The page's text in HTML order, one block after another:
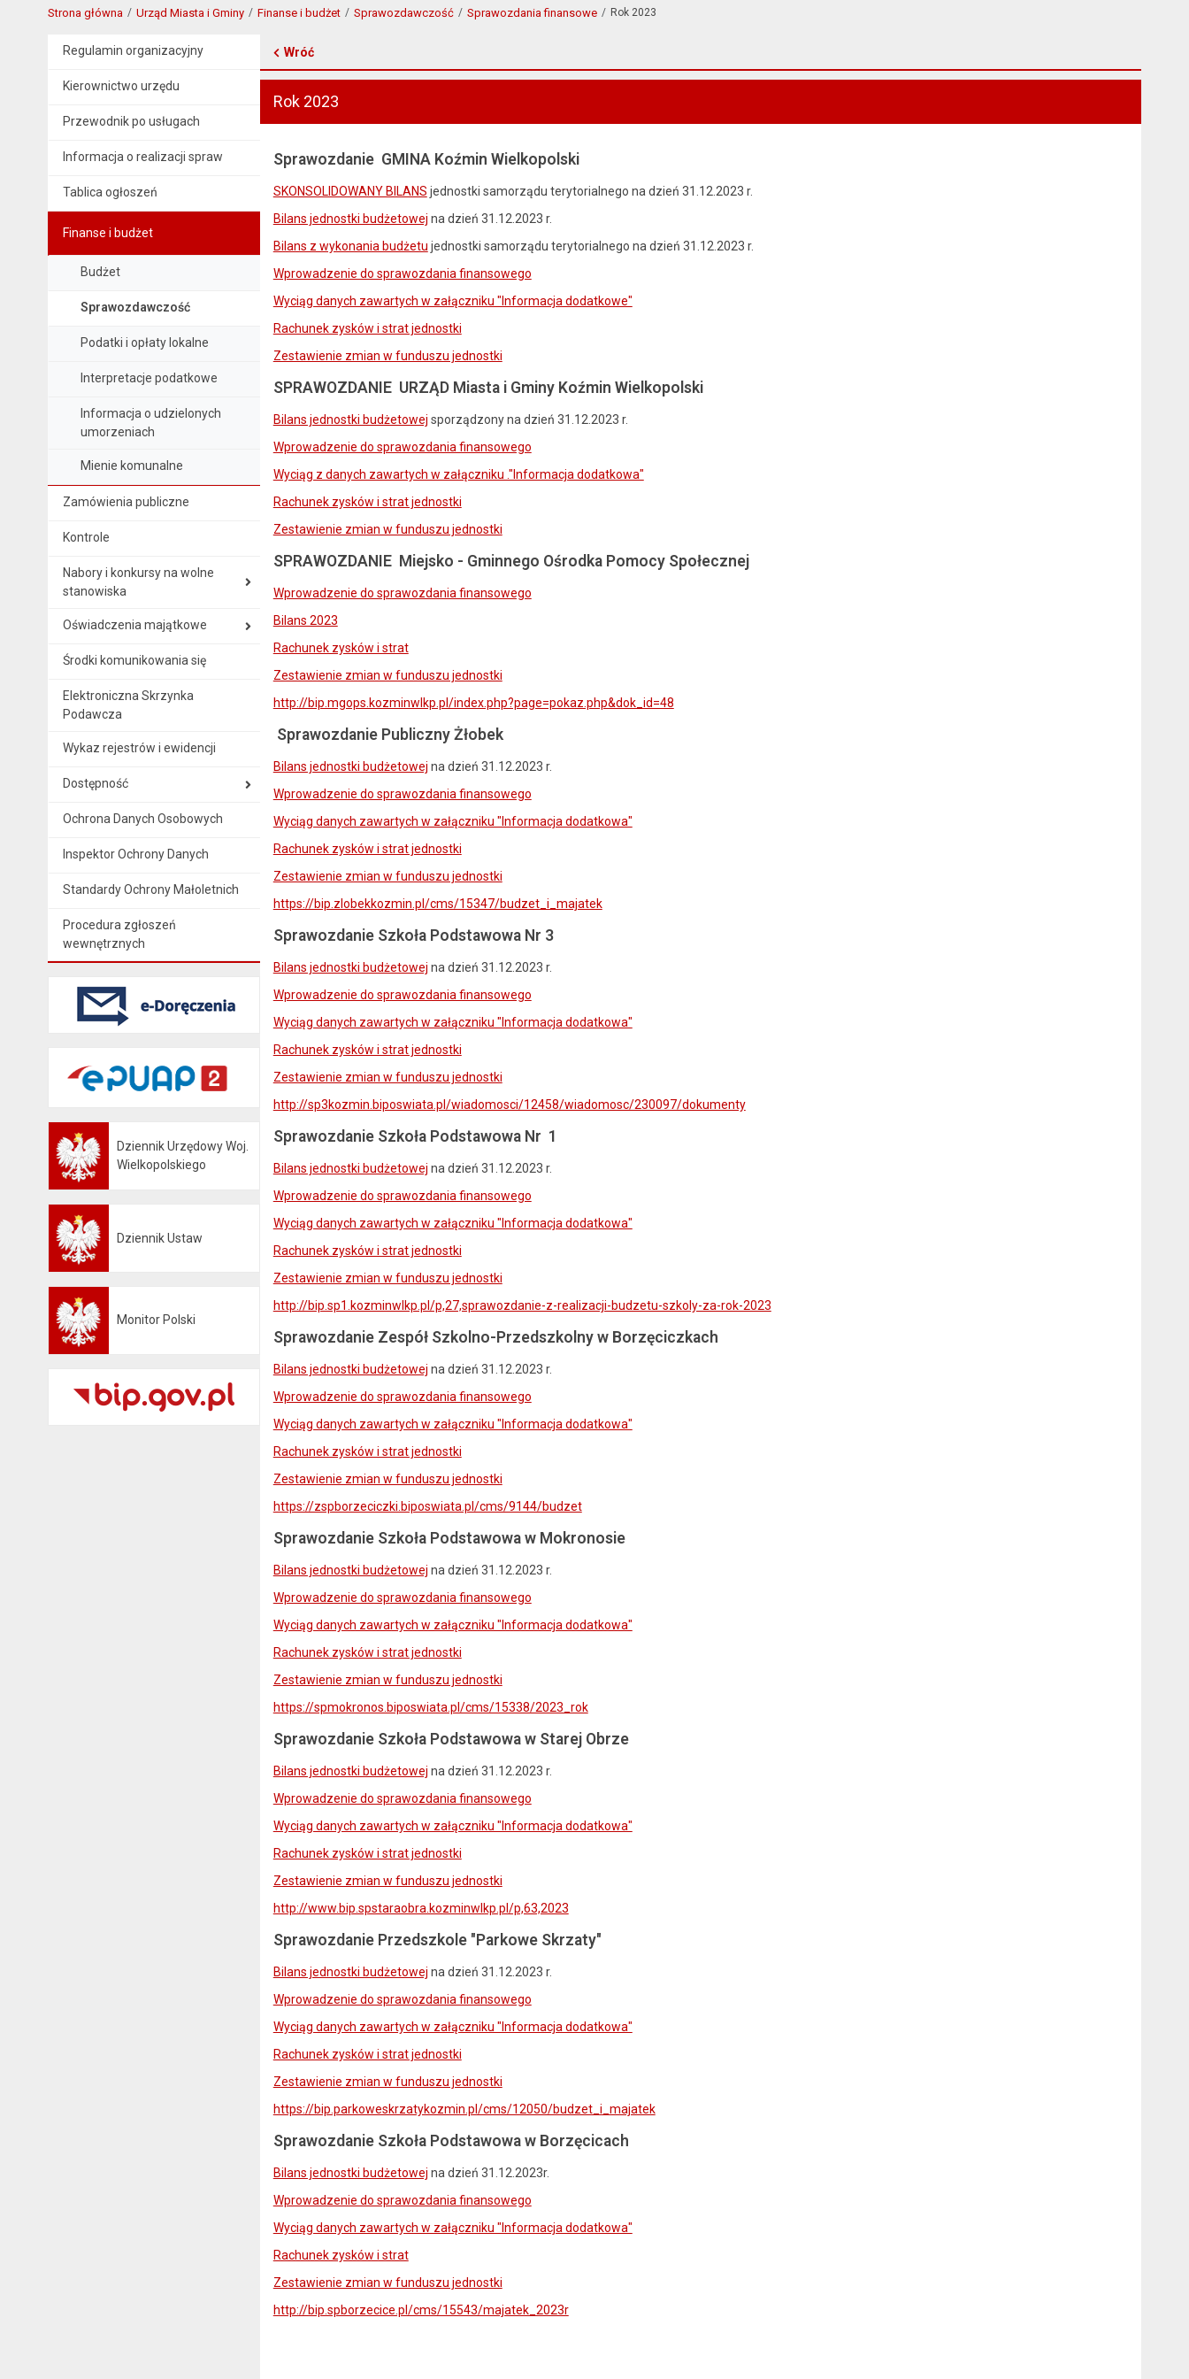
Strona główna Urząd Miasta i Gminy Finanse i budżet Sprawozdawczość Sprawozdania finansowe Rok 2023
Regulamin organizacyjny
Kierownictwo urzędu
Przewodnik po usługach
Informacja o realizacji spraw
Tablica ogłoszeń
Finanse i budżet
Budżet
Sprawozdawczość
Podatki i opłaty lokalne
Interpretacje podatkowe
Informacja o udzielonych
umorzeniach
Mienie komunalne
Zamówienia publiczne
Kontrole
Nabory i konkursy na wolne
stanowiska
Oświadczenia majątkowe
Środki komunikowania się
Elektroniczna Skrzynka
Podawcza
Wykaz rejestrów i ewidencji
Dostępność
Ochrona Danych Osobowych
Inspektor Ochrony Danych
Standardy Ochrony Małoletnich
Procedura zgłoszeń
wewnętrznych
Dziennik Urzędowy Woj.
Wielkopolskiego
Dziennik Ustaw
Monitor Polski
Wróć
Rok 2023
Sprawozdanie GMINA Koźmin Wielkopolski
SKONSOLIDOWANY BILANS jednostki samorządu terytorialnego na dzień 31.12.2023 r.
Bilans jednostki budżetowej na dzień 31.12.2023 r.
Bilans z wykonania budżetu jednostki samorządu terytorialnego na dzień 31.12.2023 r.
Wprowadzenie do sprawozdania finansowego
Wyciąg danych zawartych w załączniku "Informacja dodatkowe"
Rachunek zysków i strat jednostki
Zestawienie zmian w funduszu jednostki
SPRAWOZDANIE URZĄD Miasta i Gminy Koźmin Wielkopolski
Bilans jednostki budżetowej sporządzony na dzień 31.12.2023 r.
Wprowadzenie do sprawozdania finansowego
Wyciąg z danych zawartych w załączniku ."Informacja dodatkowa"
Rachunek zysków i strat jednostki
Zestawienie zmian w funduszu jednostki
SPRAWOZDANIE Miejsko - Gminnego Ośrodka Pomocy Społecznej
Wprowadzenie do sprawozdania finansowego
Bilans 2023
Rachunek zysków i strat
Zestawienie zmian w funduszu jednostki
http://bip.mgops.kozminwlkp.pl/index.php?page=pokaz.php&dok_id=48
Sprawozdanie Publiczny Żłobek
Bilans jednostki budżetowej na dzień 31.12.2023 r.
Wprowadzenie do sprawozdania finansowego
Wyciąg danych zawartych w załączniku "Informacja dodatkowa"
Rachunek zysków i strat jednostki
Zestawienie zmian w funduszu jednostki
https://bip.zlobekkozmin.pl/cms/15347/budzet_i_majatek
Sprawozdanie Szkoła Podstawowa Nr 3
Bilans jednostki budżetowej na dzień 31.12.2023 r.
Wprowadzenie do sprawozdania finansowego
Wyciąg danych zawartych w załączniku "Informacja dodatkowa"
Rachunek zysków i strat jednostki
Zestawienie zmian w funduszu jednostki
http://sp3kozmin.biposwiata.pl/wiadomosci/12458/wiadomosc/230097/dokumenty
Sprawozdanie Szkoła Podstawowa Nr 1
Bilans jednostki budżetowej na dzień 31.12.2023 r.
Wprowadzenie do sprawozdania finansowego
Wyciąg danych zawartych w załączniku "Informacja dodatkowa"
Rachunek zysków i strat jednostki
Zestawienie zmian w funduszu jednostki
http://bip.sp1.kozminwlkp.pl/p,27,sprawozdanie-z-realizacji-budzetu-szkoly-za-rok-2023
Sprawozdanie Zespół Szkolno-Przedszkolny w Borzęciczkach
Bilans jednostki budżetowej na dzień 31.12.2023 r.
Wprowadzenie do sprawozdania finansowego
Wyciąg danych zawartych w załączniku "Informacja dodatkowa"
Rachunek zysków i strat jednostki
Zestawienie zmian w funduszu jednostki
https://zspborzeciczki.biposwiata.pl/cms/9144/budzet
Sprawozdanie Szkoła Podstawowa w Mokronosie
Bilans jednostki budżetowej na dzień 31.12.2023 r.
Wprowadzenie do sprawozdania finansowego
Wyciąg danych zawartych w załączniku "Informacja dodatkowa"
Rachunek zysków i strat jednostki
Zestawienie zmian w funduszu jednostki
https://spmokronos.biposwiata.pl/cms/15338/2023_rok
Sprawozdanie Szkoła Podstawowa w Starej Obrze
Bilans jednostki budżetowej na dzień 31.12.2023 r.
Wprowadzenie do sprawozdania finansowego
Wyciąg danych zawartych w załączniku "Informacja dodatkowa"
Rachunek zysków i strat jednostki
Zestawienie zmian w funduszu jednostki
http://www.bip.spstaraobra.kozminwlkp.pl/p,63,2023
Sprawozdanie Przedszkole "Parkowe Skrzaty"
Bilans jednostki budżetowej na dzień 31.12.2023 r.
Wprowadzenie do sprawozdania finansowego
Wyciąg danych zawartych w załączniku "Informacja dodatkowa"
Rachunek zysków i strat jednostki
Zestawienie zmian w funduszu jednostki
https://bip.parkoweskrzatykozmin.pl/cms/12050/budzet_i_majatek
Sprawozdanie Szkoła Podstawowa w Borzęcicach
Bilans jednostki budżetowej na dzień 31.12.2023r.
Wprowadzenie do sprawozdania finansowego
Wyciąg danych zawartych w załączniku "Informacja dodatkowa"
Rachunek zysków i strat
Zestawienie zmian w funduszu jednostki
http://bip.spborzecice.pl/cms/15543/majatek_2023r